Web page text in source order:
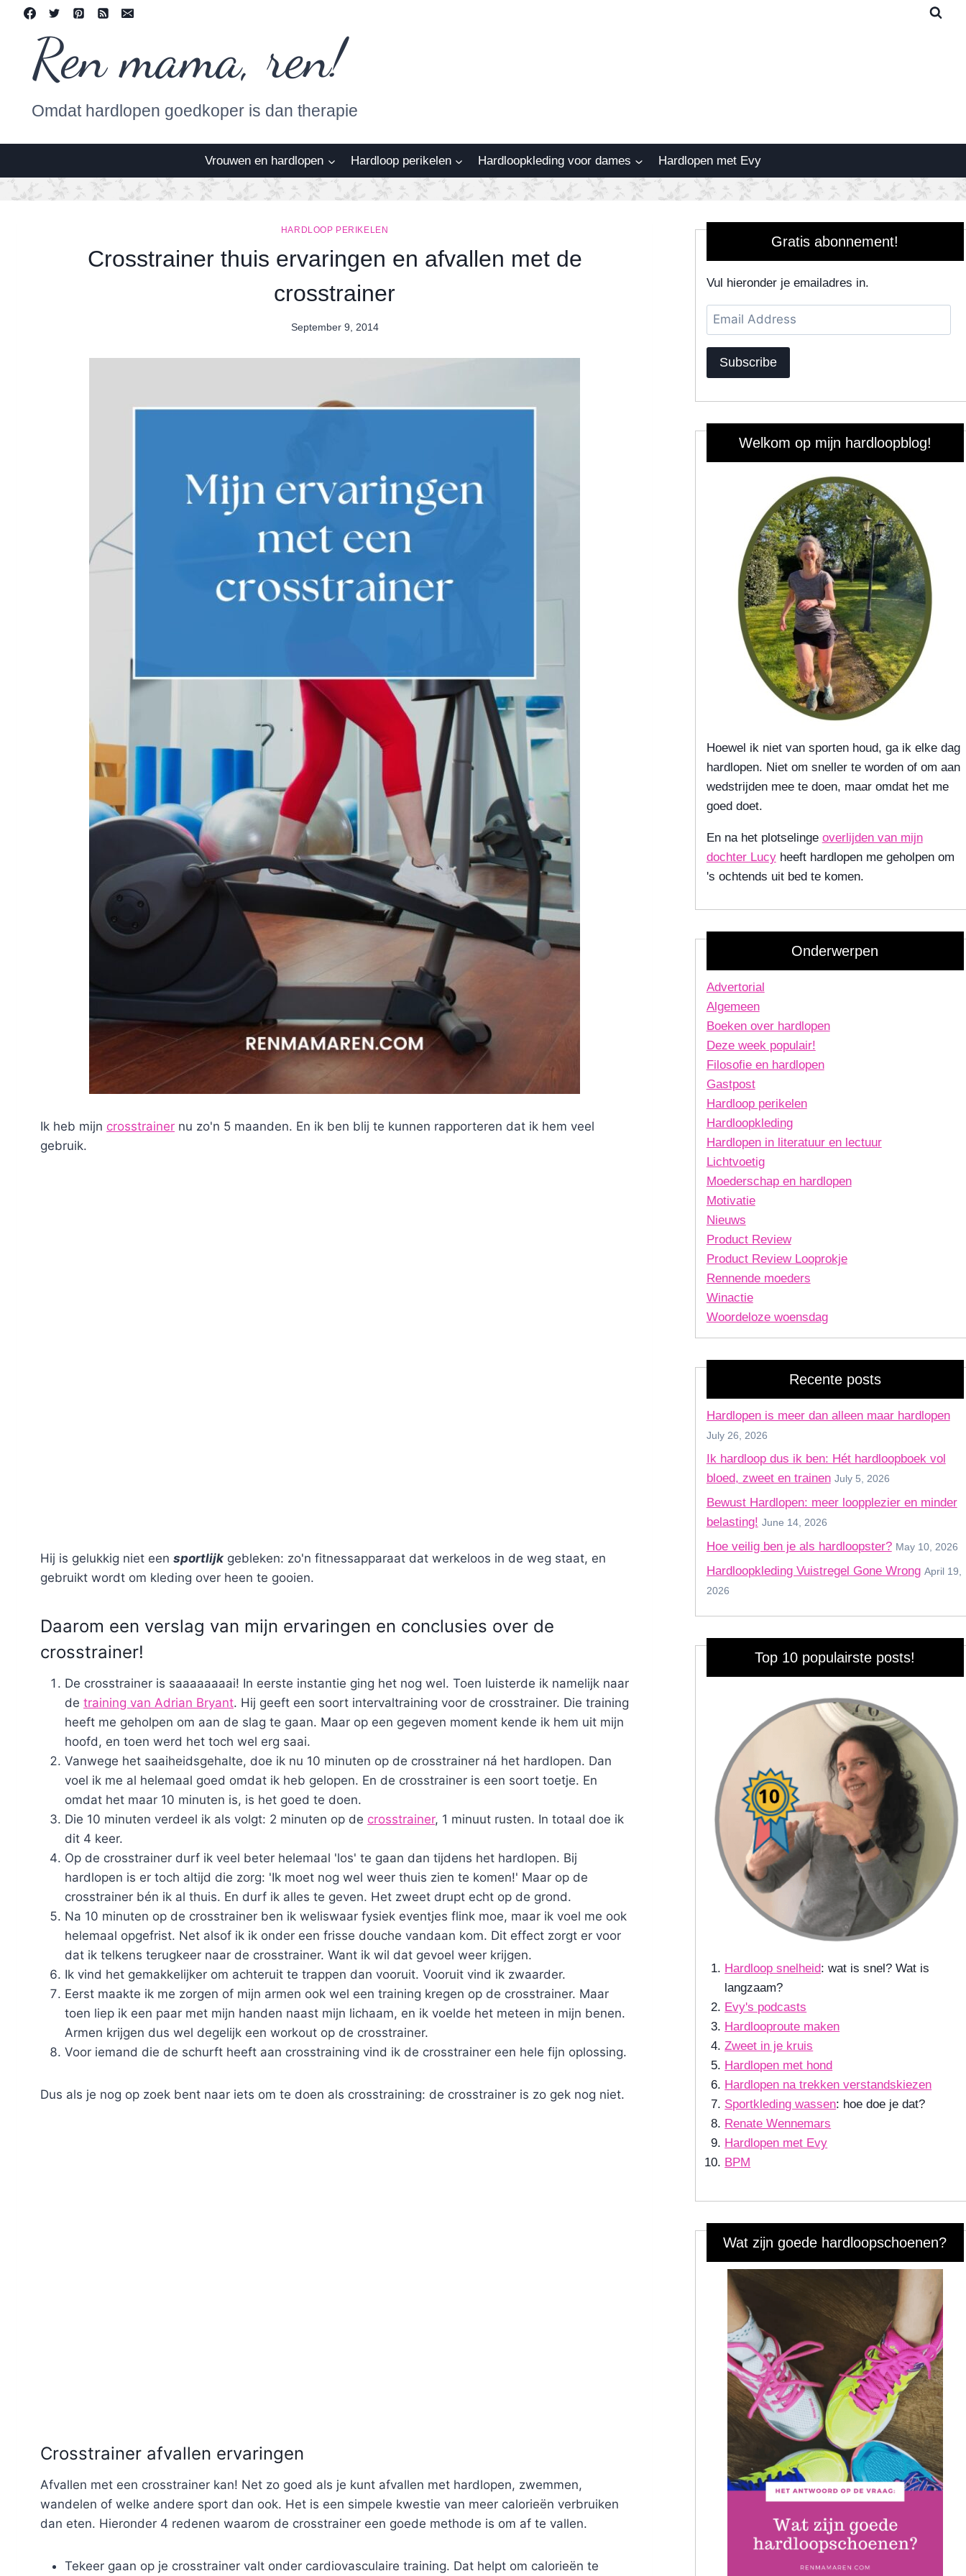
contentRen mama, ren!
Omdat hardlopen goedkoper is dan therapie
Vrouwen en hardlopen Hardloop perikelen Hardloopkleding voor dames Hardlopen met Evy
HARDLOOP PERIKELEN
Crosstrainer thuis ervaringen en afvallen met de
crosstrainer
By
September 9, 2014
Ik heb mijn crosstrainer nu zo'n 5 maanden. En ik ben blij te kunnen rapporteren dat ik hem veel
gebruik.
Hij is gelukkig niet een sportlijk gebleken: zo'n fitnessapparaat dat werkeloos in de weg staat, en
gebruikt wordt om kleding over heen te gooien.
Daarom een verslag van mijn ervaringen en conclusies over de
crosstrainer!
De crosstrainer is saaaaaaaai! In eerste instantie ging het nog wel. Toen luisterde ik namelijk naar
de training van Adrian Bryant. Hij geeft een soort intervaltraining voor de crosstrainer. Die training
heeft me geholpen om aan de slag te gaan. Maar op een gegeven moment kende ik hem uit mijn
hoofd, en toen werd het toch wel erg saai.
Vanwege het saaiheidsgehalte, doe ik nu 10 minuten op de crosstrainer ná het hardlopen. Dan
voel ik me al helemaal goed omdat ik heb gelopen. En de crosstrainer is een soort toetje. En
omdat het maar 10 minuten is, is het goed te doen.
Die 10 minuten verdeel ik als volgt: 2 minuten op de crosstrainer, 1 minuut rusten. In totaal doe ik
dit 4 keer.
Op de crosstrainer durf ik veel beter helemaal 'los' te gaan dan tijdens het hardlopen. Bij
hardlopen is er toch altijd die zorg: 'Ik moet nog wel weer thuis zien te komen!' Maar op de
crosstrainer bén ik al thuis. En durf ik alles te geven. Het zweet drupt echt op de grond.
Na 10 minuten op de crosstrainer ben ik weliswaar fysiek eventjes flink moe, maar ik voel me ook
helemaal opgefrist. Net alsof ik ik onder een frisse douche vandaan kom. Dit effect zorgt er voor
dat ik telkens terugkeer naar de crosstrainer. Want ik wil dat gevoel weer krijgen.
Ik vind het gemakkelijker om achteruit te trappen dan vooruit. Vooruit vind ik zwaarder.
Eerst maakte ik me zorgen of mijn armen ook wel een training kregen op de crosstrainer. Maar
toen liep ik een paar met mijn handen naast mijn lichaam, en ik voelde het meteen in mijn benen.
Armen krijgen dus wel degelijk een workout op de crosstrainer.
Voor iemand die de schurft heeft aan crosstraining vind ik de crosstrainer een hele fijn oplossing.
Dus als je nog op zoek bent naar iets om te doen als crosstraining: de crosstrainer is zo gek nog niet.
Crosstrainer afvallen ervaringen
Afvallen met een crosstrainer kan! Net zo goed als je kunt afvallen met hardlopen, zwemmen,
wandelen of welke andere sport dan ook. Het is een simpele kwestie van meer calorieën verbruiken
dan eten. Hieronder 4 redenen waarom de crosstrainer een goede methode is om af te vallen.
Tekeer gaan op je crosstrainer valt onder cardiovasculaire training. Dat helpt om calorieën te
Gratis abonnement!
Vul hieronder je emailadres in.
Email
Address
Subscribe
Welkom op mijn hardloopblog!
Hoewel ik niet van sporten houd, ga ik elke dag
hardlopen. Niet om sneller te worden of om aan
wedstrijden mee te doen, maar omdat het me
goed doet.
En na het plotselinge overlijden van mijn
dochter Lucyheeft hardlopen me geholpen om
's ochtends uit bed te komen.
Onderwerpen
Advertorial
Algemeen
Boeken over hardlopen
Deze week populair!
Filosofie en hardlopen
Gastpost
Hardloop perikelen
Hardloopkleding
Hardlopen in literatuur en lectuur
Lichtvoetig
Moederschap en hardlopen
Motivatie
Nieuws
Product Review
Product Review Looprokje
Rennende moeders
Winactie
Woordeloze woensdag
Recente posts
Hardlopen is meer dan alleen maar hardlopen
July 26, 2026
Ik hardloop dus ik ben: Hét hardloopboek vol
bloed, zweet en trainen July 5, 2026
Bewust Hardlopen: meer loopplezier en minder
belasting! June 14, 2026
Hoe veilig ben je als hardloopster? May 10, 2026
Hardloopkleding Vuistregel Gone Wrong April 19,
2026
Top 10 populairste posts!
Hardloop snelheid: wat is snel? Wat is
langzaam?
Evy's podcasts
Hardlooproute maken
Zweet in je kruis
Hardlopen met hond
Hardlopen na trekken verstandskiezen
Sportkleding wassen: hoe doe je dat?
Renate Wennemars
Hardlopen met Evy
BPM
Wat zijn goede hardloopschoenen?